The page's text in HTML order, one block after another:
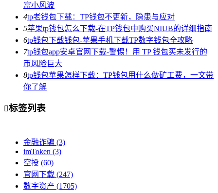
富小风波
4tp老钱包下载：TP钱包不更新，隐患与应对
5苹果tp钱包怎么下载-在TP钱包中购买NIUB的详细指南
6tp钱包下载钱包-苹果手机下载TP数字钱包全攻略
7tp钱包app安卓官网下载-警惕！用 TP 钱包买未发行的
币风险巨大
8tp钱包苹果怎样下载：TP钱包用什么做矿工费，一文带
你了解
标签列表
金融诈骗 (3)
imToken (3)
空投 (60)
官网下载 (247)
数字资产 (1705)